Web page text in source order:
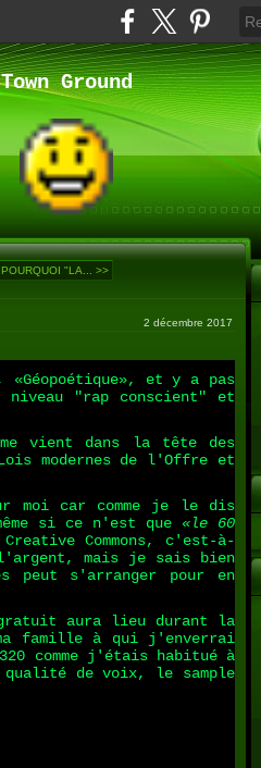
Town Ground
"LA... >>
2 décembre 2017
«Géopoétique», et y a pas
"rap conscient" et
vient dans la tête des
modernes de l'Offre et
moi car comme je le dis
si ce n'est que «le 60
Commons, c'est-à-
mais je sais bien
peut s'arranger pour en
aura lieu durant la
ma famille à qui j'enverrai
comme j'étais habitué à
de voix, le sample